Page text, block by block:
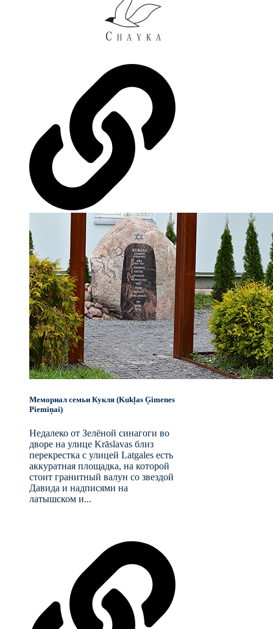
Мемориал семьи Кукля (Kukļas Ģimenes
Piemiņai)
Недалеко от Зелёной синагоги во
дворе на улице Krāslavas близ
перекрестка с улицей Latgales есть
аккуратная площадка, на которой
стоит гранитный валун со звездой
Давида и надписями на
латышском и...